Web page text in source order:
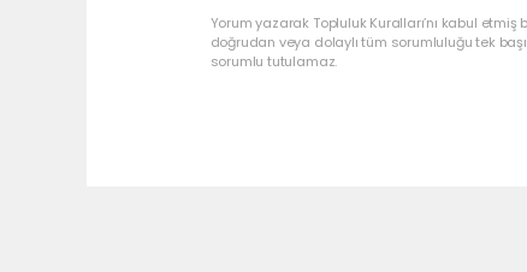
Yorum yazarak Topluluk Kuralları’nı kabul
doğrudan veya dolaylı tüm sorumluluğu tek
sorumlu tutulamaz.